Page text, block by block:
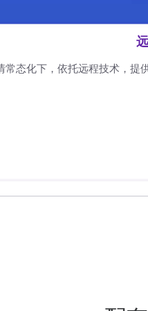
常态化下，依托远程技术，提